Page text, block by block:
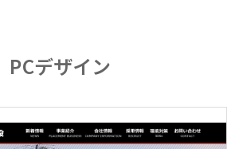
PCデザイン